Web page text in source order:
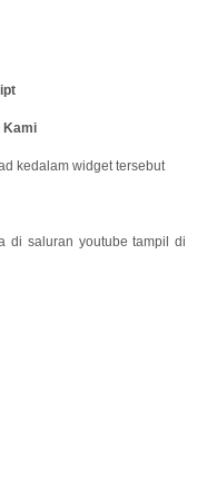
Kami
kedalam widget tersebut
di saluran youtube tampil di